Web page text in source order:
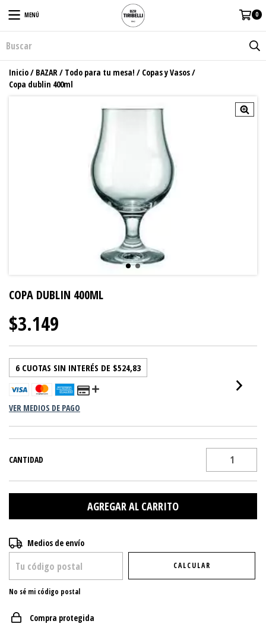
MENÚ 0
Inicio/ BAZAR/ Todo para tu mesa! / Copas y Vasos/
Copa dublin 400ml
COPA DUBLIN 400ML
$3.149
6 CUOTAS SIN INTERÉS DE $524,83
VER MEDIOS DE PAGO
CANTIDAD
Entregas para el CP:
Medios de envío
CALCULAR
No sé mi código postal
Compra protegida